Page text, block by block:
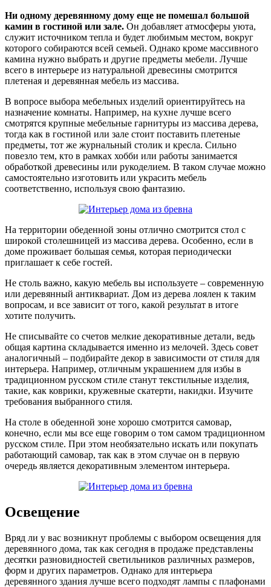
Ни одному деревянному дому еще не помешал большой
камин в гостиной или зале. Он добавляет атмосферы уюта,
служит источником тепла и будет любимым местом, вокруг
которого собираются всей семьей. Однако кроме массивного
камина нужно выбрать и другие предметы мебели. Лучше
всего в интерьере из натуральной древесины смотрится
плетеная и деревянная мебель из массива.
В вопросе выбора мебельных изделий ориентируйтесь на
назначение комнаты. Например, на кухне лучше всего
смотрятся крупные мебельные гарнитуры из массива дерева,
тогда как в гостиной или зале стоит поставить плетеные
предметы, тот же журнальный столик и кресла. Сильно
повезло тем, кто в рамках хобби или работы занимается
обработкой древесины или рукоделием. В таком случае можно
самостоятельно изготовить или украсить мебель
соответственно, используя свою фантазию.
На территории обеденной зоны отлично смотрится стол с
широкой столешницей из массива дерева. Особенно, если в
доме проживает большая семья, которая периодически
приглашает к себе гостей.
Не столь важно, какую мебель вы используете – современную
или деревянный антиквариат. Дом из дерева лоялен к таким
вопросам, и все зависит от того, какой результат в итоге
хотите получить.
Не списывайте со счетов мелкие декоративные детали, ведь
общая картина складывается именно из мелочей. Здесь совет
аналогичный – подбирайте декор в зависимости от стиля для
интерьера. Например, отличным украшением для избы в
традиционном русском стиле станут текстильные изделия,
такие, как коврики, кружевные скатерти, накидки. Изучите
требования выбранного стиля.
На столе в обеденной зоне хорошо смотрится самовар,
конечно, если мы все еще говорим о том самом традиционном
русском стиле. При этом необязательно искать или покупать
работающий самовар, так как в этом случае он в первую
очередь является декоративным элементом интерьера.
Освещение
Вряд ли у вас возникнут проблемы с выбором освещения для
деревянного дома, так как сегодня в продаже представлены
десятки разновидностей светильников различных размеров,
форм и других параметров. Однако для интерьера
деревянного здания лучше всего подходят лампы с плафонами